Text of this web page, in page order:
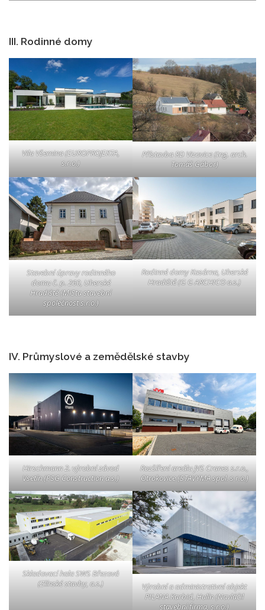
III. Rodinné domy
Vila Všemina (EUROPROJEKTA,
s.r.o.)
Přístavba RD Vizovice (Ing. arch.
Tomáš Gábor)
Stavební úpravy rodinného
domu č. p. 260, Uherské
Hradiště (MiSta stavební
společnost s.r.o.)
Rodinné domy Kasárna, Uherské
Hradiště (G G ARCHICO a.s.)
IV. Průmyslové a zemědělské stavby
Hirschmann 2. výrobní závod
Vsetín (PSG Construction a.s.)
Rozšíření areálu JVS Cranes s.r.o.,
Otrokovice (STAVYMA spol. s r.o.)
Skladovací hala SWS Březová
(Zlínské stavby, a.s.)
Výrobní a administrativní objekt
PILANA Karbid, Hulín (Navláčil
stavební firma, s.r.o.)